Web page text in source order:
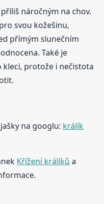
náročným na chov.
svou kožešinu,
přímým slunečním
Také je
protože i nečistota
na googlu: králík
Křížení králíků a